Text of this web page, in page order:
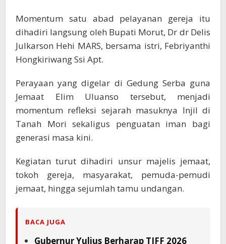
Momentum satu abad pelayanan gereja itu
dihadiri langsung oleh Bupati Morut, Dr dr Delis
Julkarson Hehi MARS, bersama istri, Febriyanthi
Hongkiriwang Ssi Apt.
Perayaan yang digelar di Gedung Serba guna
Jemaat Elim Uluanso tersebut, menjadi
momentum refleksi sejarah masuknya Injil di
Tanah Mori sekaligus penguatan iman bagi
generasi masa kini.
Kegiatan turut dihadiri unsur majelis jemaat,
tokoh gereja, masyarakat, pemuda-pemudi
jemaat, hingga sejumlah tamu undangan.
BACA JUGA
Gubernur Yulius Berharap TIFF 2026